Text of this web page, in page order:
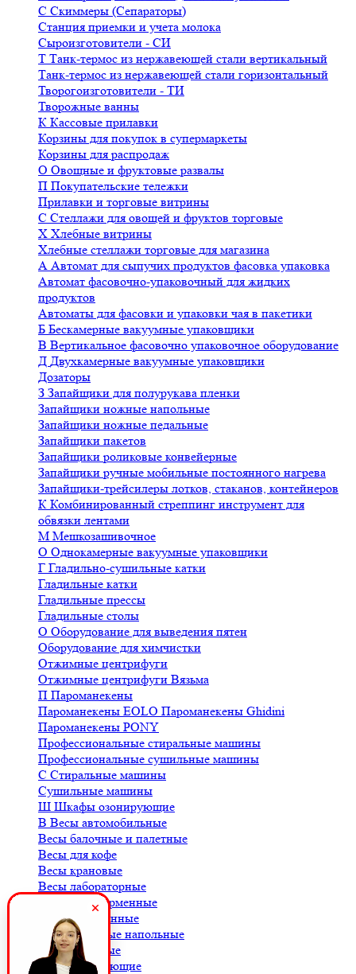
С Скиммеры (Сепараторы)
Станция приемки и учета молока
Сыроизготовители - СИ
Т Танк-термос из нержавеющей стали вертикальный
Танк-термос из нержавеющей стали горизонтальный
Творогоизготовители - ТИ
Творожные ванны
К Кассовые прилавки
Корзины для покупок в супермаркеты
Корзины для распродаж
О Овощные и фруктовые развалы
П Покупательские тележки
Прилавки и торговые витрины
С Стеллажи для овощей и фруктов торговые
Х Хлебные витрины
Хлебные стеллажи торговые для магазина
А Автомат для сыпучих продуктов фасовка упаковка
Автомат фасовочно-упаковочный для жидких
продуктов
Автоматы для фасовки и упаковки чая в пакетики
Б Бескамерные вакуумные упаковщики
В Вертикальное фасовочно упаковочное оборудование
Д Двухкамерные вакуумные упаковщики
Дозаторы
З Запайщики для полурукава пленки
Запайщики ножные напольные
Запайщики ножные педальные
Запайщики пакетов
Запайщики роликовые конвейерные
Запайщики ручные мобильные постоянного нагрева
Запайщики-трейсилеры лотков, стаканов, контейнеров
К Комбинированный стреппинг инструмент для
обвязки лентами
М Мешкозашивочное
О Однокамерные вакуумные упаковщики
Г Гладильно-сушильные катки
Гладильные катки
Гладильные прессы
Гладильные столы
О Оборудование для выведения пятен
Оборудование для химчистки
Отжимные центрифуги
Отжимные центрифуги Вязьма
П Пароманекены
Пароманекены EOLO Пароманекены Ghidini
Пароманекены PONY
Профессиональные стиральные машины
Профессиональные сушильные машины
С Стиральные машины
Сушильные машины
Ш Шкафы озонирующие
В Весы автомобильные
Весы балочные и палетные
Весы для кофе
Весы крановые
Весы лабораторные
Весы платформенные
Весы порционные
Весы товарные напольные
Весы торговые
Комплектующие